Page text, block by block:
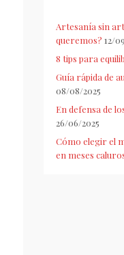
Artesanía sin
queremos? 12/
8 tips para
Guía rápida de
08/08/2025
En defensa de
26/06/2025
Cómo elegir el
en meses